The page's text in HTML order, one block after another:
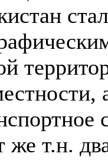
же т.н.